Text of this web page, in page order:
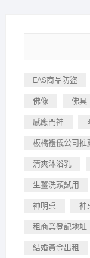
EAS商品防盜
佛像 佛具
感應門神
板橋禮儀公司推
清爽沐浴乳
生薑洗頭試用
神明桌 神
租商業登記地址
結婚黃金出租